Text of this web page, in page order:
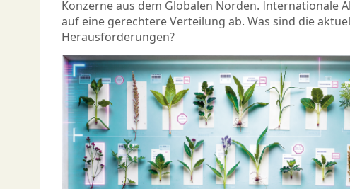
Konzerne aus dem Globalen Norden. Internationale
auf eine gerechtere Verteilung ab. Was sind die
Herausforderungen?